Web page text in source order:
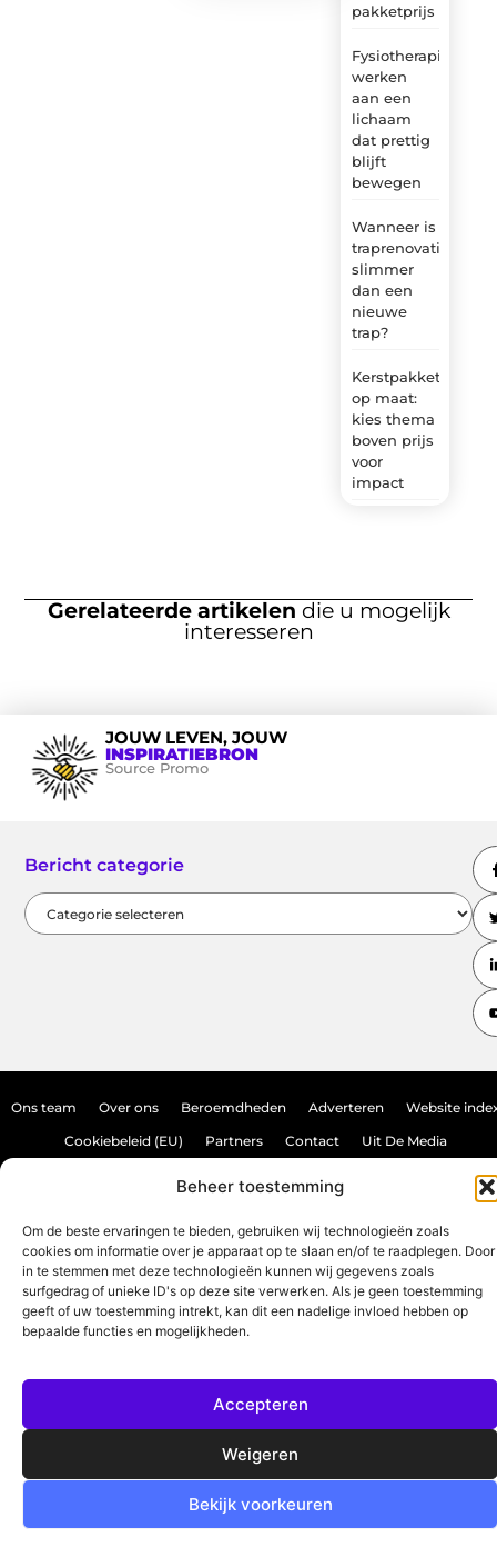
Beheer toestemming
Om de beste ervaringen te bieden, gebruiken wij technologieën zoals
cookies om informatie over je apparaat op te slaan en/of te raadplegen. Door
in te stemmen met deze technologieën kunnen wij gegevens zoals
surfgedrag of unieke ID's op deze site verwerken. Als je geen toestemming
geeft of uw toestemming intrekt, kan dit een nadelige invloed hebben op
bepaalde functies en mogelijkheden.
Accepteren
Weigeren
Bekijk voorkeuren
pakketprijs
Fysiotherapie:
werken
aan een
lichaam
dat prettig
blijft
bewegen
Wanneer is
traprenovatie
slimmer
dan een
nieuwe
trap?
Kerstpakket
op maat:
kies thema
boven prijs
voor
impact
Gerelateerde artikelen die u mogelijk
interesseren
JOUW LEVEN, JOUW
INSPIRATIEBRON
Source Promo
Bericht categorie
Ons team Over ons Beroemdheden Adverteren Website
Cookiebeleid (EU) Partners Contact Uit De Media
All Rights Reserved © 2025
www.source-promo.nl.